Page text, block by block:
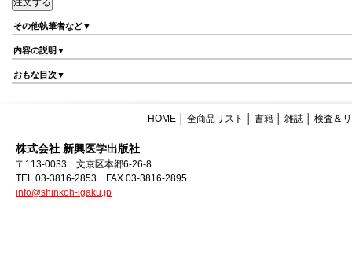
その他執筆者など▼
内容の説明▼
おもな目次▼
HOME 全商品リスト 書籍 雑誌 検査＆
株式会社 新興医学出版社
〒113-0033 文京区本郷6-26-8
TEL 03-3816-2853 FAX 03-3816-2895
info@shinkoh-igaku.jp